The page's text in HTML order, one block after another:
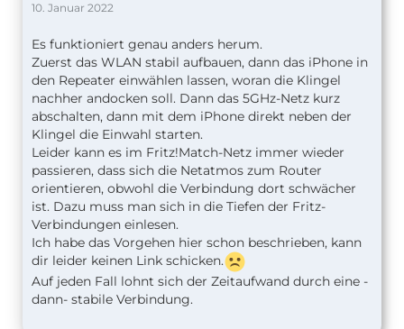
jedoch konnte ich per HomeKit keine Verbindung
aufbauen sodass ich gezwungen war mal wieder
alles zurücksetzen und von neuem zu beginnen.
Hat jemand eine Idee was ich noch tun könnte ?
Wäre für jeden Tipp dankbar!
Kurzer Nachtrag: Mittlerweile leuchtet die blaue
LED und HomeKit sagt (beim Installationsprozess)
das Gerät ist bereits vorhanden. Ich kann es nur
nirgendwo finden
Gruß
Stana
10. Januar 2022
Es funktioniert genau anders herum.
Zuerst das WLAN stabil aufbauen, dann das iPhone in
den Repeater einwählen lassen, woran die Klingel
nachher andocken soll. Dann das 5GHz-Netz kurz
abschalten, dann mit dem iPhone direkt neben der
Klingel die Einwahl starten.
Leider kann es im Fritz!Match-Netz immer wieder
passieren, dass sich die Netatmos zum Router
orientieren, obwohl die Verbindung dort schwächer
ist. Dazu muss man sich in die Tiefen der Fritz-
Verbindungen einlesen.
Ich habe das Vorgehen hier schon beschrieben, kann
dir leider keinen Link schicken.
Auf jeden Fall lohnt sich der Zeitaufwand durch eine -
dann- stabile Verbindung.